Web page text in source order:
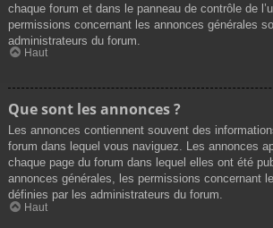
chaque forum et dans le panneau de contrôle de
permissions concernant les annonces générales
administrateurs du forum.
Haut
Que sont les annonces ?
Les annonces contiennent souvent des
forum dans lequel vous naviguez. Les annonces
chaque page du forum dans lequel elles ont été
annonces générales, les permissions concernant
définies par les administrateurs du forum.
Haut